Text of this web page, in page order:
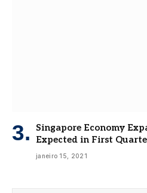
Singapore Economy
Expected in First
janeiro 15, 2021